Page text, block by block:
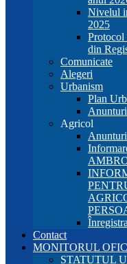
Nivelul
2025
Protocol
din
Comunicate
Alegeri
Urbanism
Plan
Agricol
Contact
MONITORUL
STATUTUL